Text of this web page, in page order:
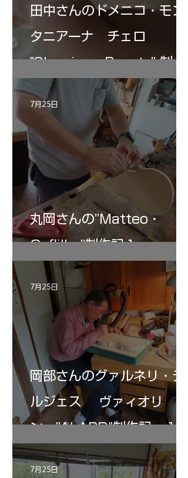
田中さんのドメニコ・モン
タニアーナ チェロ
"Sleeping・Beauty” 制作
記 30
丸岡さんの”Matteo・
Gofliller”制作記１
7月25日
岡部さんのグァルネリ・デ
ルジェス ヴァィオリ
ン ”ALARD"制作記 １2
7月25日
7月25日